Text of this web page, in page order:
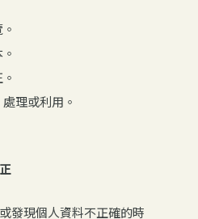
理或利用。
發現個人資料不正確的時